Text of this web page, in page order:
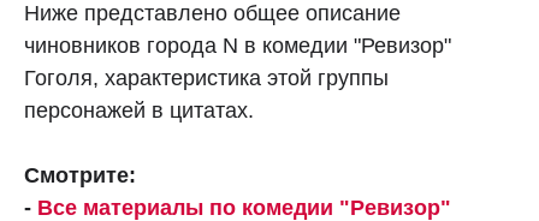
Ниже представлено общее описание
чиновников города N в комедии "Ревизор"
Гоголя, характеристика этой группы
персонажей в цитатах.
Смотрите:
- Все материалы по комедии "Ревизор"